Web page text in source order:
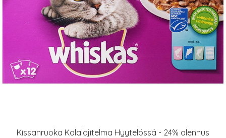
Kissanruoka Kalalajitelma Hyytelössä - 24% alennus